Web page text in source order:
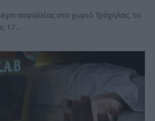
ασφαλείας στο χωριό Τράχηλας, το
17…